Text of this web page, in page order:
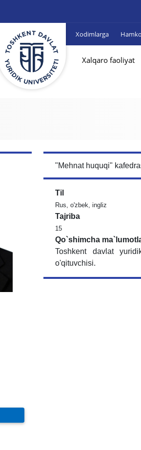
Xodimlarga
Xalqaro faoliyat
"Mehnat huquqi"
Til
Rus, o'zbek, ingliz
Tajriba
15
Qo`shimcha
Toshkent davlat
o'qituvchisi.